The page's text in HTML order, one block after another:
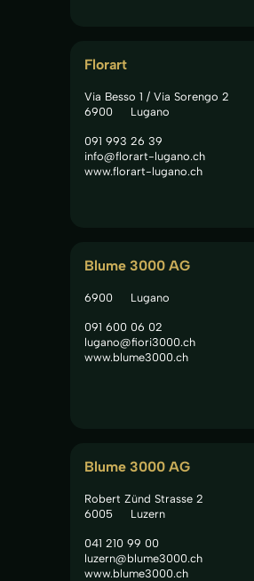
Florart
Via Besso 1 / Via Sorengo 2
6900
Lugano
091 993 26 39
info@florart-lugano.ch
www.florart-lugano.ch
Blume 3000 AG
6900 Lugano
091 600 06 02
lugano@fiori3000.ch
www.blume3000.ch
Blume 3000 AG
Robert Zünd Strasse 2
6005
Luzern
041 210 99 00
luzern@blume3000.ch
www.blume3000.ch